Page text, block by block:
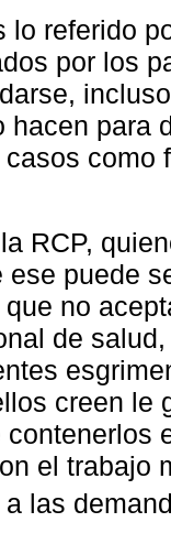
lo referido
por los
hacen para
como
RCP,
ese puede
no
de
creen le
el trabajo
las